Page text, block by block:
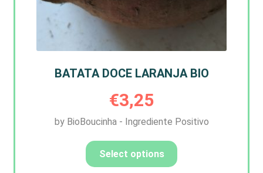
BATATA DOCE LARANJA BIO
€3,25
by BioBoucinha - Ingrediente Positivo
Select options